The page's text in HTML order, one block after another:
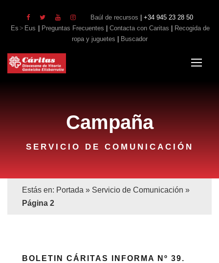
Baúl de recursos | +34 945 23 28 50
Es
Eus Preguntas Frecuentes Contacta con Caritas
Recogida de
ropa y juguetes
Buscador
Campaña
SERVICIO DE COMUNICACIÓN
Estás en: Portada » Servicio de Comunicación »
Página 2
BOLETIN CÁRITAS INFORMA Nº 39.